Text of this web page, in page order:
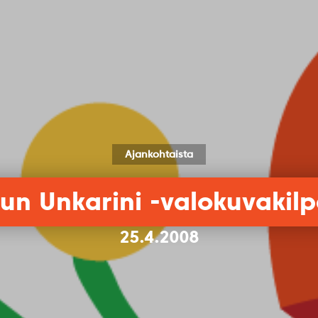
Ajankohtaista
Unkarini -
25.4.2008